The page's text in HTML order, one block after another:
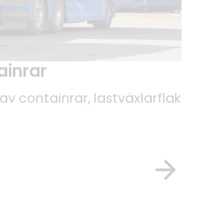
containrar, lastväxlarflak